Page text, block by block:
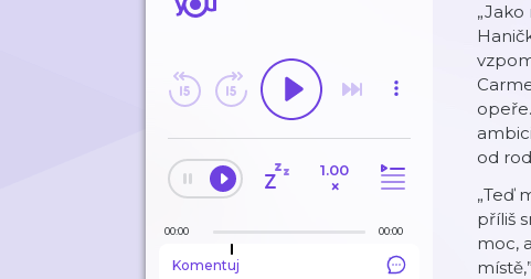
1.00
×
00:00 00:00
Komentuj
od
„Teď
příliš
moc,